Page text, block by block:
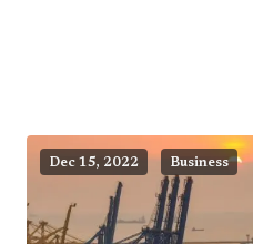
Dec 15, 2022 Business